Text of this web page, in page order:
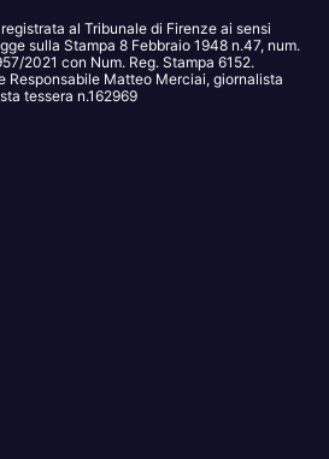
al Tribunale di Firenze ai sensi
sulla Stampa 8 Febbraio 1948 n.47, num.
2021 con Num. Reg. Stampa 6152.
Responsabile Matteo Merciai, giornalista
tessera n.162969